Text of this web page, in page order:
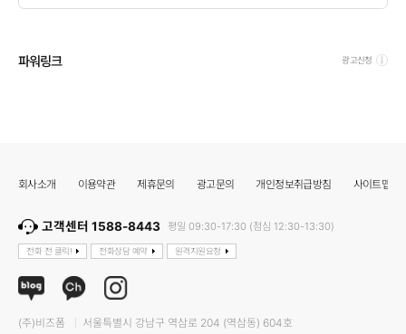
파워링크 광고신청
회사소개 이용약관 제휴문의 광고문의 개인정보취급방침 사이트맵
고객센터 1588-8443 평일 09:30-17:30 (점심 12:30-13:30)
전화 전 클릭! 전화상담 예약 원격지원요청
(주)비즈폼 서울특별시 강남구 역삼로 204 (역삼동) 604호